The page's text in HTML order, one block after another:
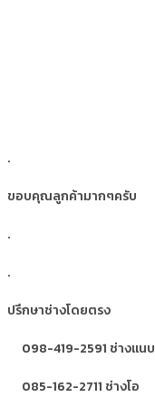
.
ขอบคุณลูกค้ามากๆครับ
.
.
ปรึกษาช่างโดยตรง
098-419-2591 ช่างแนบ
085-162-2711 ช่างโอ